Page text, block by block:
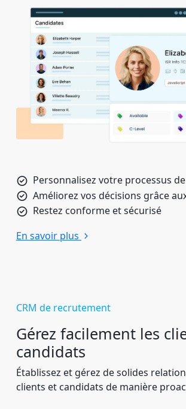
Personnalisez votre processus
Améliorez vos décisions grâce
Restez conforme et sécurisé
En savoir plus
CRM de recrutement
Gérez facilement les
candidats
Établissez et gérez de solides
clients et candidats de manière